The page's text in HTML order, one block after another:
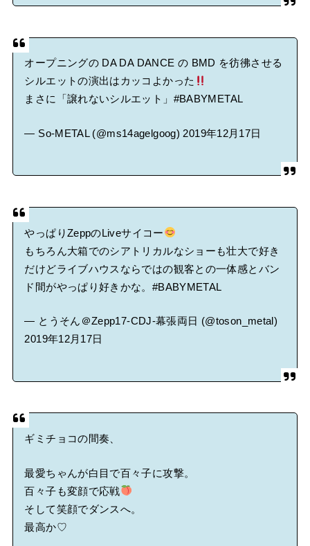
オープニングの DA DA DANCE の BMD を彷彿させる
シルエットの演出はカッコよかった
まさに「譲れないシルエット」 #BABYMETAL
— So-METAL (@ms14agelgoog) 2019年12月17日
やっぱりZeppのLiveサイコー
もちろん大箱でのシアトリカルなショーも壮大で好き
だけどライブハウスならではの観客との一体感とバン
ド間がやっぱり好きかな。 #BABYMETAL
— とうそん＠Zepp17-CDJ-幕張両日 (@toson_metal)
2019年12月17日
ギミチョコの間奏、
最愛ちゃんが白目で百々子に攻撃。
百々子も変顔で応戦
そして笑顔でダンスへ。
最高か♡